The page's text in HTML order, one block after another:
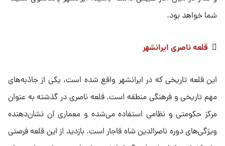
شما خواهد بود.
 قلعه ناصری ایرانشهر
این قلعه تاریخی که در ایرانشهر واقع شده است، یکی از جاذبه‌های
مهم تاریخی و فرهنگی منطقه است. قلعه ناصری در گذشته به عنوان
مرکز حکومتی و نظامی استفاده می‌شده و معماری آن نشان‌دهنده
ویژگی‌های دوره ناصرالدین شاه قاجار است. بازدید از این قلعه فرصتی